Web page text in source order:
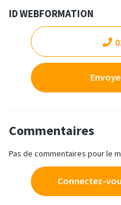
ID WEBFORMATION
Commentaires
Pas de commentaires pour le
Connectez-